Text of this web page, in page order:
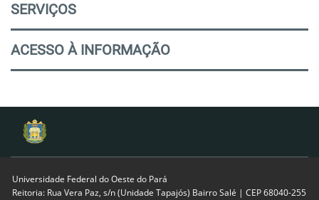
SERVIÇOS
ACESSO À INFORMAÇÃO
Universidade Federal do Oeste do Pará
Reitoria: Rua Vera Paz, s/n (Unidade Tapajós) Bairro Salé | CEP 68040-255